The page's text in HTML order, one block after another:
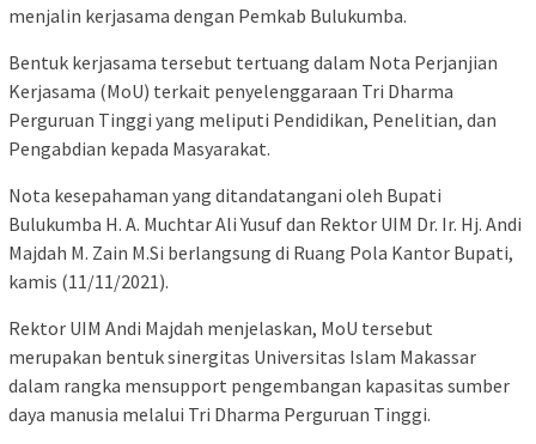
menjalin kerjasama dengan Pemkab Bulukumba.
Bentuk kerjasama tersebut tertuang dalam Nota Perjanjian
Kerjasama (MoU) terkait penyelenggaraan Tri Dharma
Perguruan Tinggi yang meliputi Pendidikan, Penelitian, dan
Pengabdian kepada Masyarakat.
Nota kesepahaman yang ditandatangani oleh Bupati
Bulukumba H. A. Muchtar Ali Yusuf dan Rektor UIM Dr. Ir. Hj. Andi
Majdah M. Zain M.Si berlangsung di Ruang Pola Kantor Bupati,
kamis (11/11/2021).
Rektor UIM Andi Majdah menjelaskan, MoU tersebut
merupakan bentuk sinergitas Universitas Islam Makassar
dalam rangka mensupport pengembangan kapasitas sumber
daya manusia melalui Tri Dharma Perguruan Tinggi.